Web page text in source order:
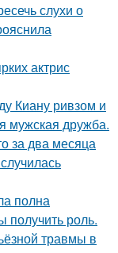
слухи о
актрис
Киану ривзом и
мужская дружба.
за два месяца
полна
получить роль.
травмы в